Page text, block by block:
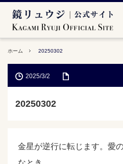
ホーム 20250302
2025/3/2
20250302
金星が逆行に転じます。愛